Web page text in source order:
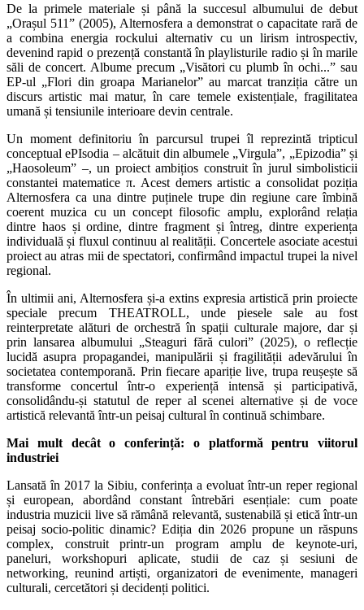
De la primele materiale și până la succesul albumului de debut
„Orașul 511” (2005), Alternosfera a demonstrat o capacitate rară de
a combina energia rockului alternativ cu un lirism introspectiv,
devenind rapid o prezență constantă în playlisturile radio și în marile
săli de concert. Albume precum „Visători cu plumb în ochi...” sau
EP-ul „Flori din groapa Marianelor” au marcat tranziția către un
discurs artistic mai matur, în care temele existențiale, fragilitatea
umană și tensiunile interioare devin centrale.
Un moment definitoriu în parcursul trupei îl reprezintă tripticul
conceptual ePIsodia – alcătuit din albumele „Virgula”, „Epizodia” și
„Haosoleum” –, un proiect ambițios construit în jurul simbolisticii
constantei matematice π. Acest demers artistic a consolidat poziția
Alternosfera ca una dintre puținele trupe din regiune care îmbină
coerent muzica cu un concept filosofic amplu, explorând relația
dintre haos și ordine, dintre fragment și întreg, dintre experiența
individuală și fluxul continuu al realității. Concertele asociate acestui
proiect au atras mii de spectatori, confirmând impactul trupei la nivel
regional.
În ultimii ani, Alternosfera și-a extins expresia artistică prin proiecte
speciale precum THEATROLL, unde piesele sale au fost
reinterpretate alături de orchestră în spații culturale majore, dar și
prin lansarea albumului „Steaguri fără culori” (2025), o reflecție
lucidă asupra propagandei, manipulării și fragilității adevărului în
societatea contemporană. Prin fiecare apariție live, trupa reușește să
transforme concertul într-o experiență intensă și participativă,
consolidându-și statutul de reper al scenei alternative și de voce
artistică relevantă într-un peisaj cultural în continuă schimbare.
Mai mult decât o conferință: o platformă pentru viitorul
industriei
Lansată în 2017 la Sibiu, conferința a evoluat într-un reper regional
și european, abordând constant întrebări esențiale: cum poate
industria muzicii live să rămână relevantă, sustenabilă și etică într-un
peisaj socio-politic dinamic? Ediția din 2026 propune un răspuns
complex, construit printr-un program amplu de keynote-uri,
paneluri, workshopuri aplicate, studii de caz și sesiuni de
networking, reunind artiști, organizatori de evenimente, manageri
culturali, cercetători și decidenți politici.